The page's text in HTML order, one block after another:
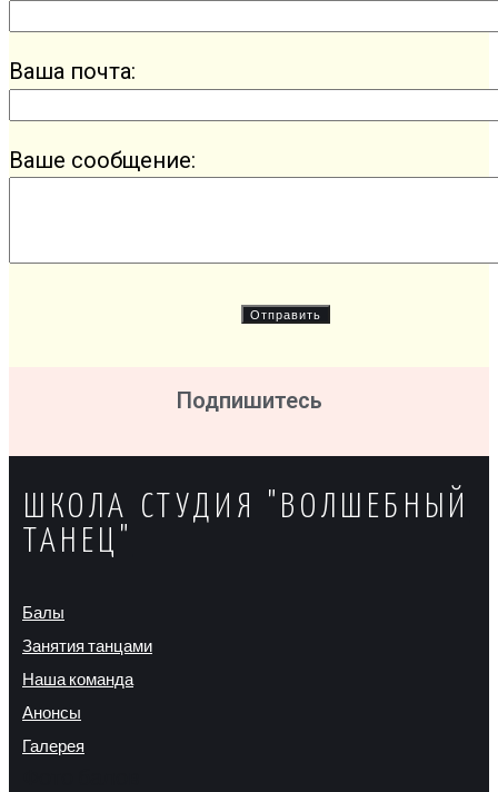
Ваша почта:
Ваше сообщение:
Подпишитесь
ШКОЛА СТУДИЯ "ВОЛШЕБНЫЙ
ТАНЕЦ"
Балы
Занятия танцами
Наша команда
Анонсы
Галерея